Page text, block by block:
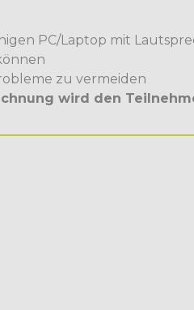
PC/Laptop mit
zu vermeiden
wird den